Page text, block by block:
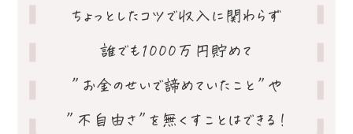
ちょっとしたコツで収入に関わらず
誰でも1000万円貯めて
”お金のせいで諦めていたこと”や
”不自由さ”を無くすことはできる！